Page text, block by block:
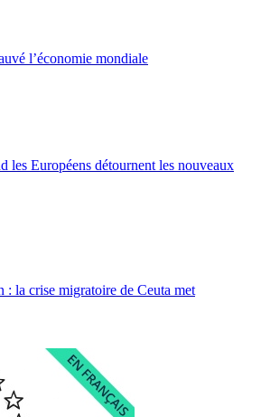
l’économie mondiale
les Européens détournent les nouveaux
: la crise migratoire de Ceuta met